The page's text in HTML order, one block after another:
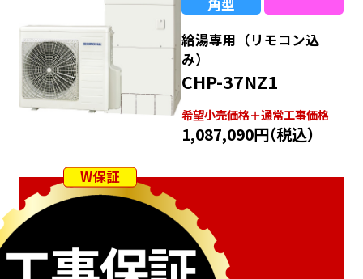
角型
給湯専用（リモコン込
み）
CHP-37NZ1
希望⼩売価格＋通常⼯事価格
1,087,090円（税込）
W保証